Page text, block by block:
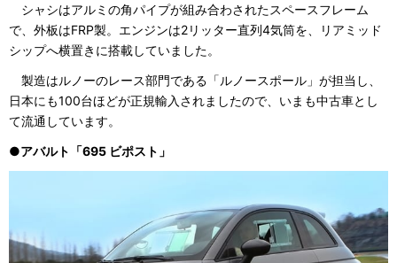
シャシはアルミの角パイプが組み合わされたスペースフレーム
で、外板はFRP製。エンジンは2リッター直列4気筒を、リアミッド
シップへ横置きに搭載していました。
製造はルノーのレース部門である「ルノースポール」が担当し、
日本にも100台ほどが正規輸入されましたので、いまも中古車とし
て流通しています。
●アバルト「695 ビポスト」